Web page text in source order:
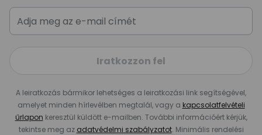
Iratkozzon fel
A leiratkozás bármikor lehetséges a leiratkozási link segítségével,
amelyet minden hírlevélben megtalál, vagy a kapcsolatfelvételi
űrlapon keresztül küldött e-mailben. További információért kérjük,
tekintse meg az adatvédelmi szabályzatot. Minimális rendelési